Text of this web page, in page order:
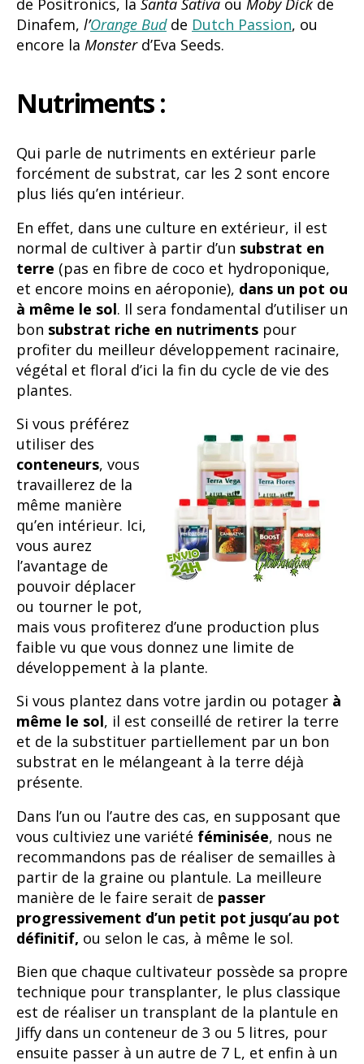
de Positronics, la Santa Sativa ou Moby Dick de
Dinafem, l’Orange Budde Dutch Passion, ou
encore la Monsterd’Eva Seeds.
Nutriments :
Qui parle de nutriments en extérieur parle
forcément de substrat, car les 2 sont encore
plus liés qu’en intérieur.
En effet, dans une culture en extérieur, il est
normal de cultiver à partir d’un substrat en
terre (pas en fibre de coco et hydroponique,
et encore moins en aéroponie), dans un pot ou
à même le sol. Il sera fondamental d’utiliser un
bon substrat riche en nutriments pour
profiter du meilleur développement racinaire,
végétal et floral d’ici la fin du cycle de vie des
plantes.
Si vous préférez
utiliser des
conteneurs, vous
travaillerez de la
même manière
qu’en intérieur. Ici,
vous aurez
l’avantage de
pouvoir déplacer
ou tourner le pot,
mais vous profiterez d’une production plus
faible vu que vous donnez une limite de
développement à la plante.
Si vous plantez dans votre jardin ou potager à
même le sol, il est conseillé de retirer la terre
et de la substituer partiellement par un bon
substrat en le mélangeant à la terre déjà
présente.
Dans l’un ou l’autre des cas, en supposant que
vous cultiviez une variété féminisée, nous ne
recommandons pas de réaliser de semailles à
partir de la graine ou plantule. La meilleure
manière de le faire serait de passer
progressivement d’un petit pot jusqu’au pot
définitif, ou selon le cas, à même le sol.
Bien que chaque cultivateur possède sa propre
technique pour transplanter, le plus classique
est de réaliser un transplant de la plantule en
Jiffy dans un conteneur de 3 ou 5 litres, pour
ensuite passer à un autre de 7 L, et enfin à un